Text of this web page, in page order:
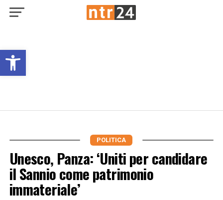
Open toolbar
POLITICA
Unesco, Panza: ‘Uniti per candidare
il Sannio come patrimonio
immateriale’